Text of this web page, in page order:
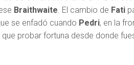
Braithwaite . El cambio de Fati
se enfadó cuando Pedri, en la
probar fortuna desde donde